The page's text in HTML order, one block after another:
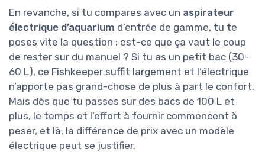
En revanche, si tu compares avec un aspirateur
électrique d’aquarium d’entrée de gamme, tu te
poses vite la question : est-ce que ça vaut le coup
de rester sur du manuel ? Si tu as un petit bac (30-
60 L), ce Fishkeeper suffit largement et l’électrique
n’apporte pas grand-chose de plus à part le confort.
Mais dès que tu passes sur des bacs de 100 L et
plus, le temps et l’effort à fournir commencent à
peser, et là, la différence de prix avec un modèle
électrique peut se justifier.